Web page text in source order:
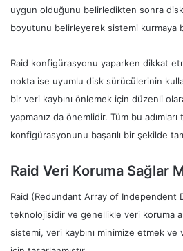
uygun olduğunu belirledikten sonra disk
boyutunu belirleyerek sistemi kurmaya
Raid konfigürasyonu yaparken dikkat
nokta ise uyumlu disk sürücülerinin
bir veri kaybını önlemek için düzenli
yapmanız da önemlidir. Tüm bu
konfigürasyonunu başarılı bir şekilde
Raid Veri Koruma Sağlar
Raid (Redundant Array of Independent
teknolojisidir ve genellikle veri koruma
sistemi, veri kaybını minimize etmek